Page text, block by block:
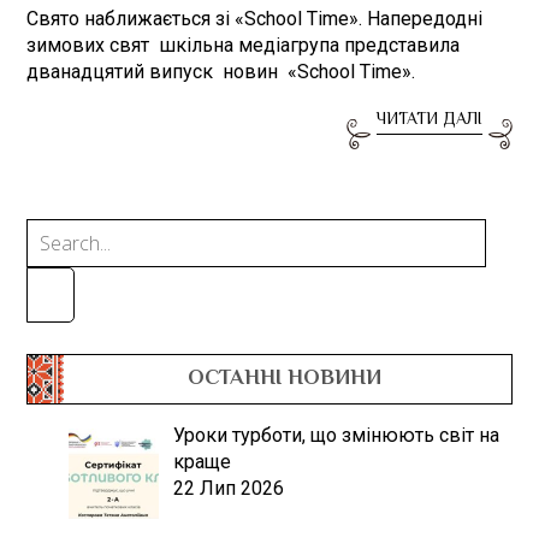
Свято наближається зі «School Тime». Напередодні
зимових свят шкільна медіагрупа представила
дванадцятий випуск новин «School Тime».
ЧИТАТИ ДАЛІ
ОСТАННІ НОВИНИ
Уроки турботи, що змінюють світ на
краще
22 Лип 2026